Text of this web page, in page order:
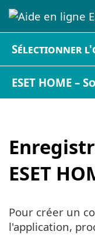
Sélectionner
ESET HOME –
ESET
Pour créer un
l'application,